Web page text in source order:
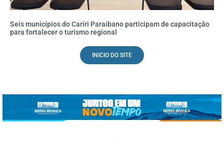
Seis municípios do Cariri Paraibano participam de capacitação
para fortalecer o turismo regional
INICIO DO SITE